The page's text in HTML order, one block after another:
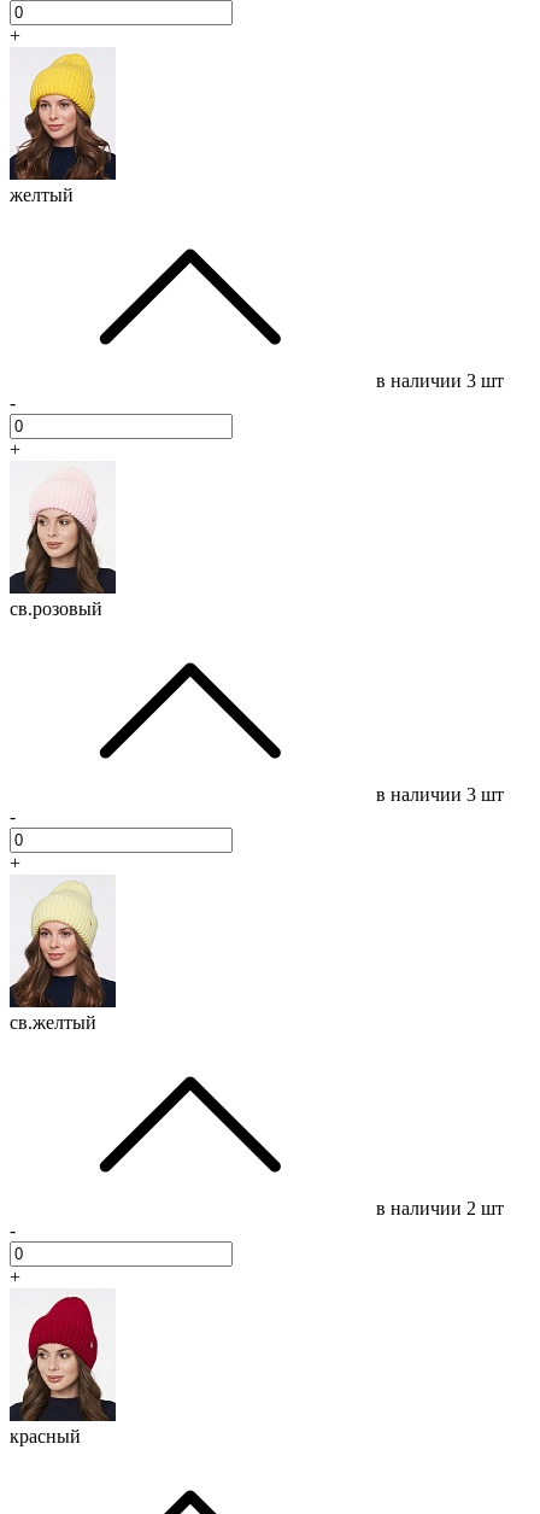
+
желтый
в наличии 3 шт
-
+
св.розовый
в наличии 3 шт
-
+
св.желтый
в наличии 2 шт
-
+
красный